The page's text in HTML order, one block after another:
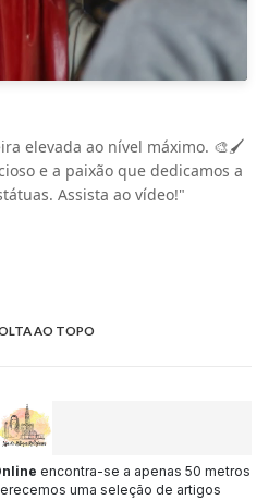
elevada ao nível máximo. 🎨🖌️
e a paixão que dedicamos a
Assista ao vídeo!"
AO TOPO
encontra-se a apenas 50 metros
uma seleção de artigos